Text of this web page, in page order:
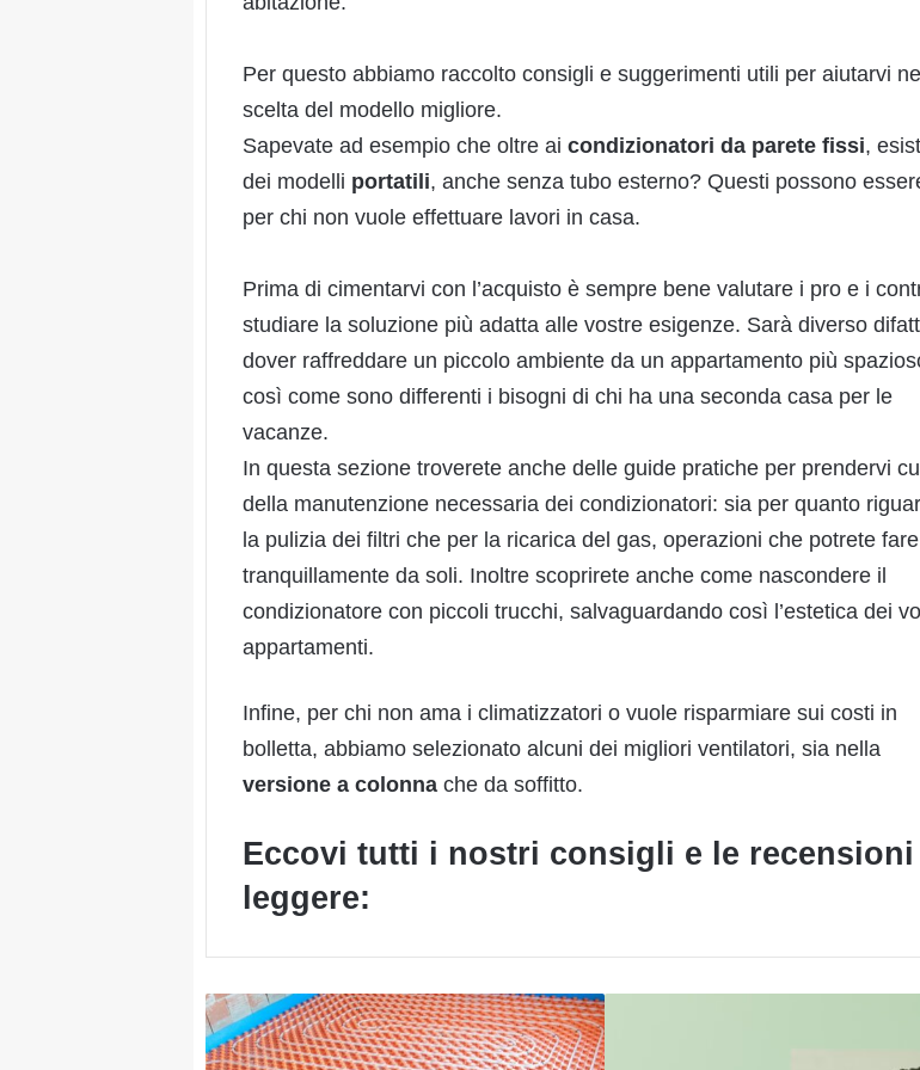
Per questo abbiamo raccolto consigli e suggerimenti utili per aiutarvi
scelta del modello migliore.
Sapevate ad esempio che oltre ai condizionatori da parete fissi,
dei modelli portatili, anche senza tubo esterno? Questi possono
per chi non vuole effettuare lavori in casa.
Prima di cimentarvi con l’acquisto è sempre bene valutare i pro e i
studiare la soluzione più adatta alle vostre esigenze. Sarà diverso
dover raffreddare un piccolo ambiente da un appartamento più
così come sono differenti i bisogni di chi ha una seconda casa per le
vacanze.
In questa sezione troverete anche delle guide pratiche per prendervi
della manutenzione necessaria dei condizionatori: sia per quanto
la pulizia dei filtri che per la ricarica del gas, operazioni che potrete fare
tranquillamente da soli. Inoltre scoprirete anche come nascondere il
condizionatore con piccoli trucchi, salvaguardando così l’estetica dei
appartamenti.
Infine, per chi non ama i climatizzatori o vuole risparmiare sui costi in
bolletta, abbiamo selezionato alcuni dei migliori ventilatori, sia nella
versione a colonna che da soffitto.
Eccovi tutti i nostri consigli e le recensioni
leggere:
Guida
completa
al
Guida
ai
condizionatori